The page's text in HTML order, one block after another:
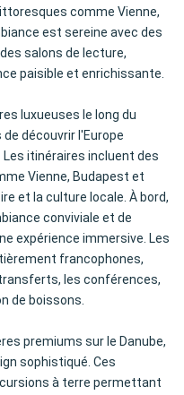
comme Vienne,
est sereine avec des
salons de lecture,
paisible et enrichissante.
luxueuses le long du
découvrir l'Europe
itinéraires incluent des
Vienne, Budapest et
et la culture locale. À bord,
conviviale et de
expérience immersive. Les
francophones,
les conférences,
de boissons.
premiums sur le Danube,
sophistiqué. Ces
à terre permettant